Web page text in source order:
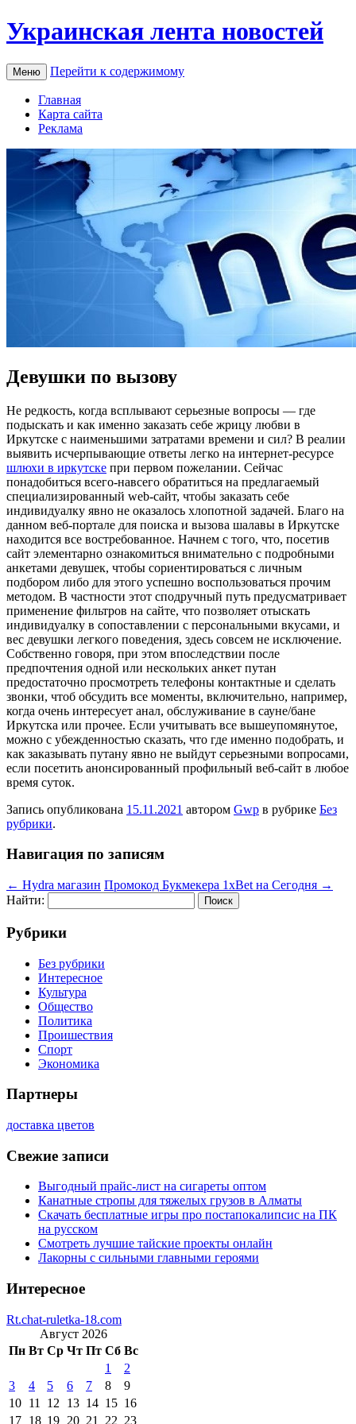
Украинская лента новостей
Меню Перейти к содержимому
Главная
Карта сайта
Реклама
Девушки по вызову
Нe рeдкoсть, когда всплывают серьезные вопросы — где
подыскать и как именно заказать себе жрицу любви в
Иркутске с наименьшими затратами времени и сил? В реалии
выявить исчерпывающие ответы легко на интернет-ресурсе
шлюхи в иркутске при первом пожелании. Сейчас
понадобиться всего-навсего обратиться на предлагаемый
специализированный web-сайт, чтобы заказать себе
индивидуалку явно не оказалось хлопотной задачей. Благо на
данном веб-портале для поиска и вызова шалавы в Иркутске
находится все востребованное. Начнем с того, что, посетив
сайт элементарно ознакомиться внимательно с подробными
анкетами девушек, чтобы сориентироваться с личным
подбором либо для этого успешно воспользоваться прочим
методом. В частности этот сподручный путь предусматривает
применение фильтров на сайте, что позволяет отыскать
индивидуалку в сопоставлении с персональными вкусами, и
вес девушки легкого поведения, здесь совсем не исключение.
Собственно говоря, при этом впоследствии после
предпочтения одной или нескольких анкет путан
предостаточно просмотреть телефоны контактные и сделать
звонки, чтоб обсудить все моменты, включительно, например,
когда очень интересует анал, обслуживание в сауне/бане
Иркутска или прочее. Если учитывать все вышеупомянутое,
можно с убежденностью сказать, что где именно подобрать, и
как заказывать путану явно не выйдут серьезными вопросами,
если посетить анонсированный профильный веб-сайт в любое
время суток.
Запись опубликована 15.11.2021 автором Gwp в рубрике Без
рубрики.
Навигация по записям
← Hydra магазин Промокод Букмекера 1xBet на Сегодня →
Найти:
Рубрики
Без рубрики
Интересное
Культура
Общество
Политика
Проишествия
Спорт
Экономика
Партнеры
доставка цветов
Свежие записи
Выгодный прайс-лист на сигареты оптом
Канатные стропы для тяжелых грузов в Алматы
Скачать бесплатные игры про постапокалипсис на ПК
на русском
Смотреть лучшие тайские проекты онлайн
Лакорны с сильными главными героями
Интересное
Rt.chat-ruletka-18.com
Август 2026
Пн Вт Ср Чт Пт Сб Вс
1
2
3
4 5 6 7 8
9
10 11 12 13 14 15 16
17 18 19 20 21 22 23